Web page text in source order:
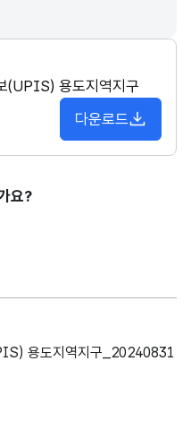
(UPIS) 용도지역지구
다운로드
요?
용도지역지구_20240831